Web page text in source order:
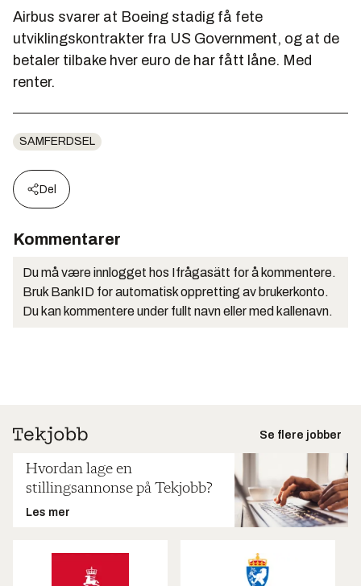
Airbus svarer at Boeing stadig få fete
utviklingskontrakter fra US Government, og at de
betaler tilbake hver euro de har fått låne. Med
renter.
SAMFERDSEL
Del
Kommentarer
Du må være innlogget hos Ifrågasätt for å kommentere.
Bruk BankID for automatisk oppretting av brukerkonto.
Du kan kommentere under fullt navn eller med kallenavn.
Se flere jobber
Hvordan lage en
stillingsannonse på Tekjobb?
Les mer